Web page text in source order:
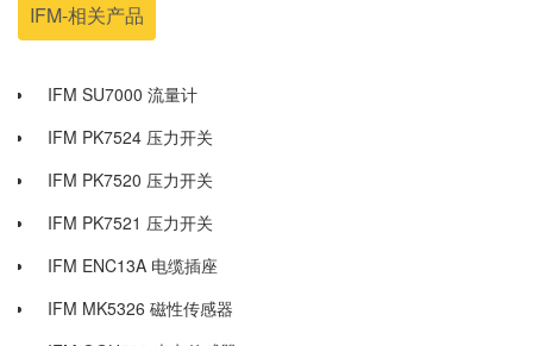
IFM-相关产品
IFM SU7000 流量计
IFM PK7524 压力开关
IFM PK7520 压力开关
IFM PK7521 压力开关
IFM ENC13A 电缆插座
IFM MK5326 磁性传感器